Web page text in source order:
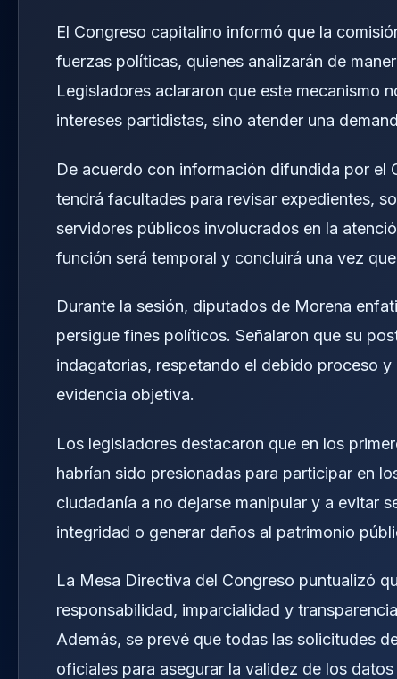
El Congreso capitalino informó que la
fuerzas políticas, quienes analizarán de
Legisladores aclararon que este mecanismo
intereses partidistas, sino atender una
De acuerdo con información difundida por el
tendrá facultades para revisar expedientes,
servidores públicos involucrados en la
función será temporal y concluirá una vez
Durante la sesión, diputados de Morena
persigue fines políticos. Señalaron que su
indagatorias, respetando el debido proceso
evidencia objetiva.
Los legisladores destacaron que en los
habrían sido presionadas para participar en
ciudadanía a no dejarse manipular y a evitar
integridad o generar daños al patrimonio
La Mesa Directiva del Congreso puntualizó
responsabilidad, imparcialidad y
Además, se prevé que todas las solicitudes
oficiales para asegurar la validez de los